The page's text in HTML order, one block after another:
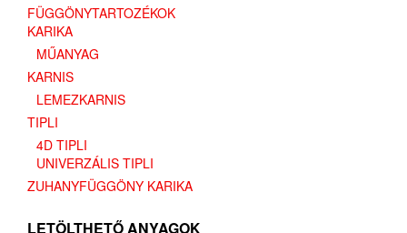
FÜGGÖNYTARTOZÉKOK
KARIKA
MŰANYAG
KARNIS
LEMEZKARNIS
TIPLI
4D TIPLI
UNIVERZÁLIS TIPLI
ZUHANYFÜGGÖNY KARIKA
LETÖLTHETŐ ANYAGOK